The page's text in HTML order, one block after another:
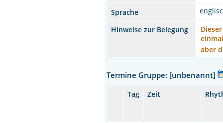
Sprache
Hinweise zur Belegung
aber
Termine Gruppe: [unbenannt]
Tag Zeit